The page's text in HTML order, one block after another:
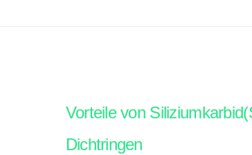
Vorteile von
Dichtringen